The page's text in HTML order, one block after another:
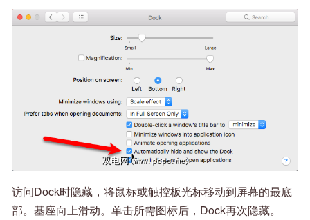
访问Dock时隐藏，将鼠标或触控板光标移动到屏幕的最底
部。基座向上滑动。单击所需图标后，Dock再次隐藏。